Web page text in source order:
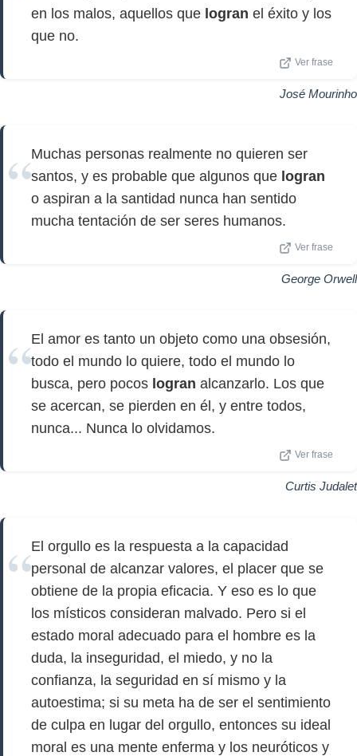
en los malos, aquellos que logran el éxito y los
que no.
Ver frase
José Mourinho
Muchas personas realmente no quieren ser
santos, y es probable que algunos que logran
o aspiran a la santidad nunca han sentido
mucha tentación de ser seres humanos.
Ver frase
George Orwell
El amor es tanto un objeto como una obsesión,
todo el mundo lo quiere, todo el mundo lo
busca, pero pocos logran alcanzarlo. Los que
se acercan, se pierden en él, y entre todos,
nunca... Nunca lo olvidamos.
Ver frase
Curtis Judalet
El orgullo es la respuesta a la capacidad
personal de alcanzar valores, el placer que se
obtiene de la propia eficacia. Y eso es lo que
los místicos consideran malvado. Pero si el
estado moral adecuado para el hombre es la
duda, la inseguridad, el miedo, y no la
confianza, la seguridad en sí mismo y la
autoestima; si su meta ha de ser el sentimiento
de culpa en lugar del orgullo, entonces su ideal
moral es una mente enferma y los neuróticos y